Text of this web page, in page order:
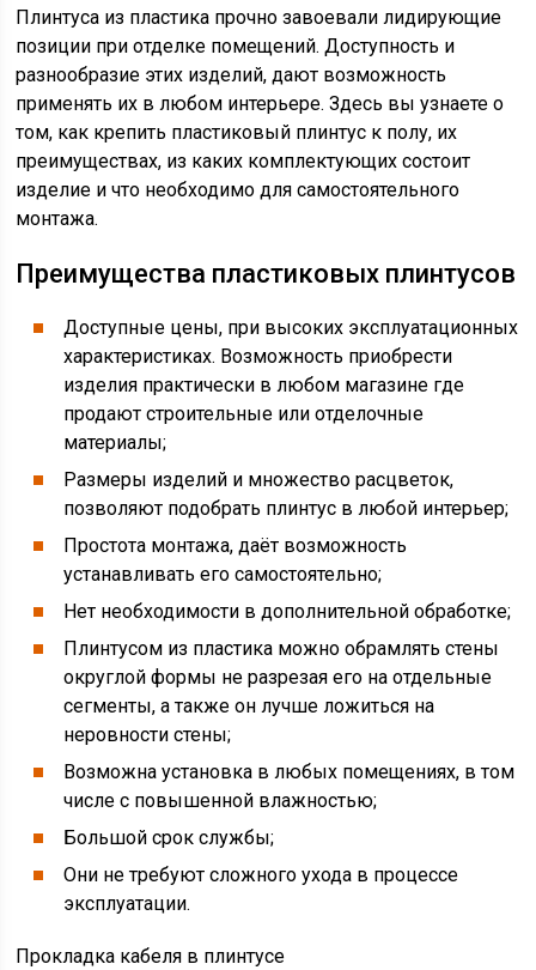
Плинтуса из пластика прочно завоевали лидирующие
позиции при отделке помещений. Доступность и
разнообразие этих изделий, дают возможность
применять их в любом интерьере. Здесь вы узнаете о
том, как крепить пластиковый плинтус к полу, их
преимуществах, из каких комплектующих состоит
изделие и что необходимо для самостоятельного
монтажа.
Преимущества пластиковых плинтусов
Доступные цены, при высоких эксплуатационных
характеристиках. Возможность приобрести
изделия практически в любом магазине где
продают строительные или отделочные
материалы;
Размеры изделий и множество расцветок,
позволяют подобрать плинтус в любой интерьер;
Простота монтажа, даёт возможность
устанавливать его самостоятельно;
Нет необходимости в дополнительной обработке;
Плинтусом из пластика можно обрамлять стены
округлой формы не разрезая его на отдельные
сегменты, а также он лучше ложиться на
неровности стены;
Возможна установка в любых помещениях, в том
числе с повышенной влажностью;
Большой срок службы;
Они не требуют сложного ухода в процессе
эксплуатации.
Прокладка кабеля в плинтусе